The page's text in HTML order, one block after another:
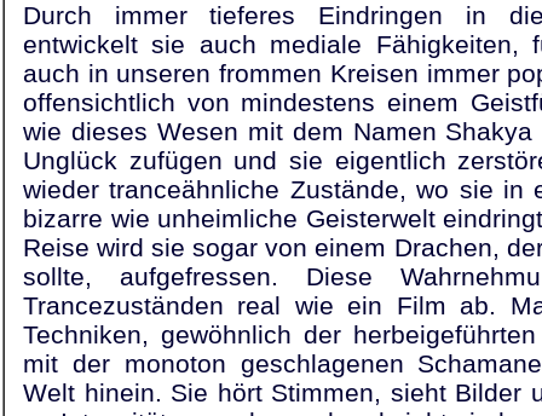
Durch immer tieferes Eindringen in
entwickelt sie auch mediale Fähigkeiten,
auch in unseren frommen Kreisen immer
offensichtlich von mindestens einem
wie dieses Wesen mit dem Namen
Unglück zufügen und sie eigentlich
wieder tranceähnliche Zustände, wo sie in
bizarre wie unheimliche Geisterwelt
Reise wird sie sogar von einem Drachen,
sollte, aufgefressen. Diese
Trancezuständen real wie ein Film ab.
Techniken, gewöhnlich der
mit der monoton geschlagenen
Welt hinein. Sie hört Stimmen, sieht Bilder